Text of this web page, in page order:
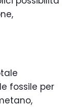
fossile per